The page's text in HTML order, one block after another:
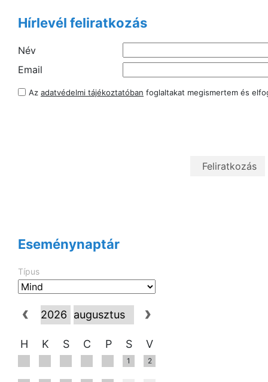
Hírlevél feliratkozás
Név
Email
Az adatvédelmi tájékoztatóban foglaltakat megismertem és
Eseménynaptár
Típus
H K S C P S V
1 2